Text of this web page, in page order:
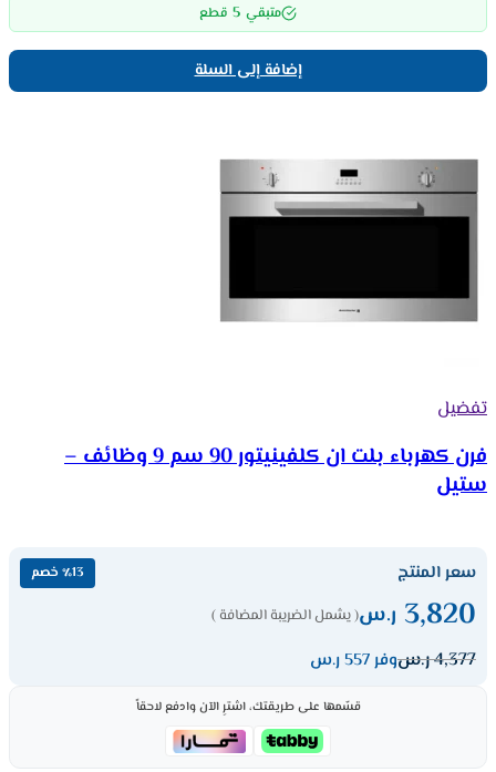
متبقي 5 قطع
إضافة إلى السلة
تفضيل
فرن كهرباء بلت ان كلفينيتور 90 سم 9 وظائف –
ستيل
سعر المنتج ٪13 خصم
3,820 ر.س( يشمل الضريبة المضافة )
4,377ر.سوفر 557 ر.س
قسّمها على طريقتك، اشترِ الآن وادفع لاحقاً